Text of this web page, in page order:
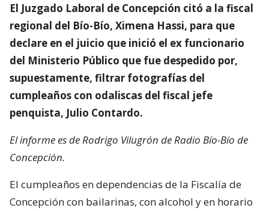
El Juzgado Laboral de Concepción citó a la fiscal
regional del Bío-Bío, Ximena Hassi, para que
declare en el juicio que inició el ex funcionario
del Ministerio Público que fue despedido por,
supuestamente, filtrar fotografías del
cumpleaños con odaliscas del fiscal jefe
penquista, Julio Contardo.
El informe es de Rodrigo Vilugrón de Radio Bío-Bío de
Concepción.
El cumpleaños en dependencias de la Fiscalía de
Concepción con bailarinas, con alcohol y en horario